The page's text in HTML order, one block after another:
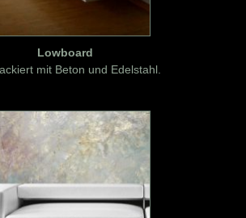
Lowboard
mit Beton und Edelstahl.